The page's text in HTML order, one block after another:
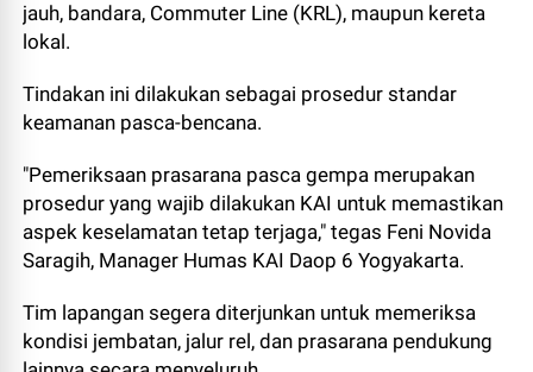
jauh, bandara, Commuter Line (KRL), maupun kereta
lokal.
Tindakan ini dilakukan sebagai prosedur standar
keamanan pasca-bencana.
"Pemeriksaan prasarana pasca gempa merupakan
prosedur yang wajib dilakukan KAI untuk memastikan
aspek keselamatan tetap terjaga," tegas Feni Novida
Saragih, Manager Humas KAI Daop 6 Yogyakarta.
Tim lapangan segera diterjunkan untuk memeriksa
kondisi jembatan, jalur rel, dan prasarana pendukung